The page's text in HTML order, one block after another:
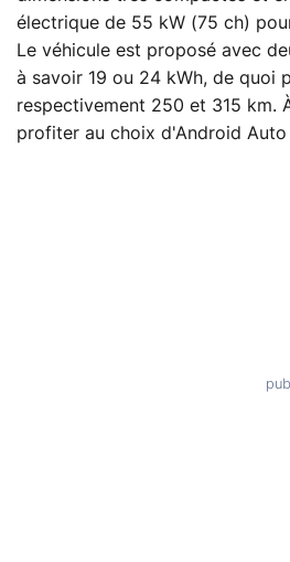
électrique de 55 kW (75 ch)
Le véhicule est proposé avec
à savoir 19 ou 24 kWh, de quoi
respectivement 250 et 315 km.
profiter au choix d'Android Auto